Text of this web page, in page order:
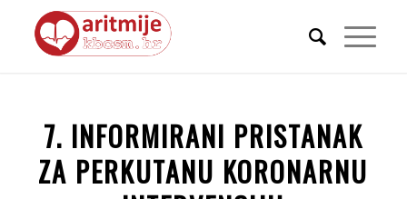
7. INFORMIRANI PRISTANAK
ZA PERKUTANU KORONARNU